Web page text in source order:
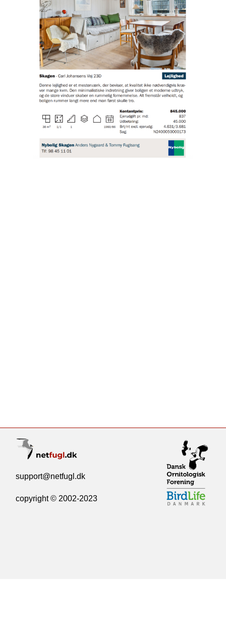
support@netfugl.dk
copyright © 2002-2023